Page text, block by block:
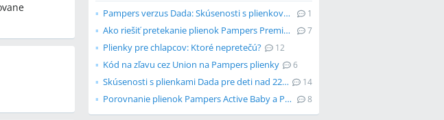
Pampers verzus Dada: Skúsenosti s plienkovými nohavičkami 1
Ako riešiť pretekanie plienok Pampers Premium Care? 7
Plienky pre chlapcov: Ktoré nepretečú? 12
Kód na zľavu cez Union na Pampers plienky 6
Skúsenosti s plienkami Dada pre deti nad 22 kg 14
Porovnanie plienok Pampers Active Baby a Premium Care 8